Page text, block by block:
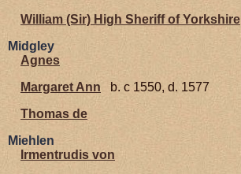
William (Sir) High Sheriff of Yorkshire
Midgley
Agnes
Margaret Ann
b. c 1550, d. 1577
Thomas de
Miehlen
Irmentrudis von